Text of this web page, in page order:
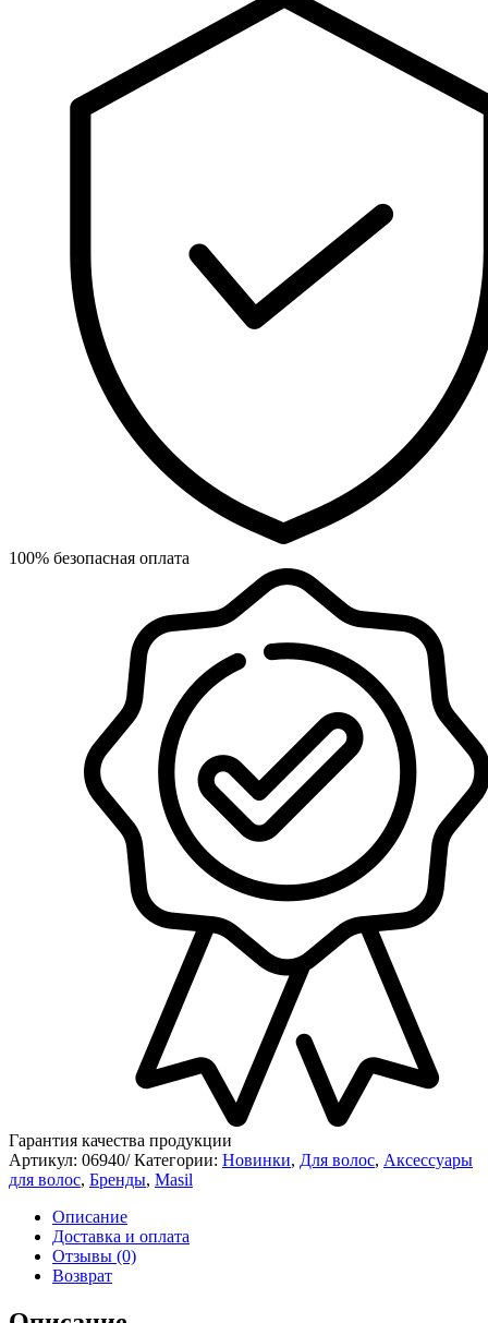
100% безопасная оплата
Гарантия качества продукции
Артикул: 06940/ Категории: Новинки, Для волос, Аксессуары
для волос, Бренды, Masil
Описание
Доставка и оплата
Отзывы (0)
Возврат